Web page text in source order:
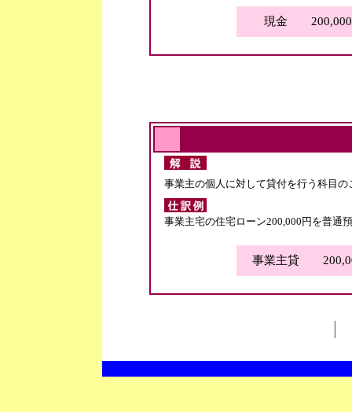
現金
事業主の個人に対して貸付を行う科目の
事業主宅の住宅ローン200,000円を普通
事業主貸